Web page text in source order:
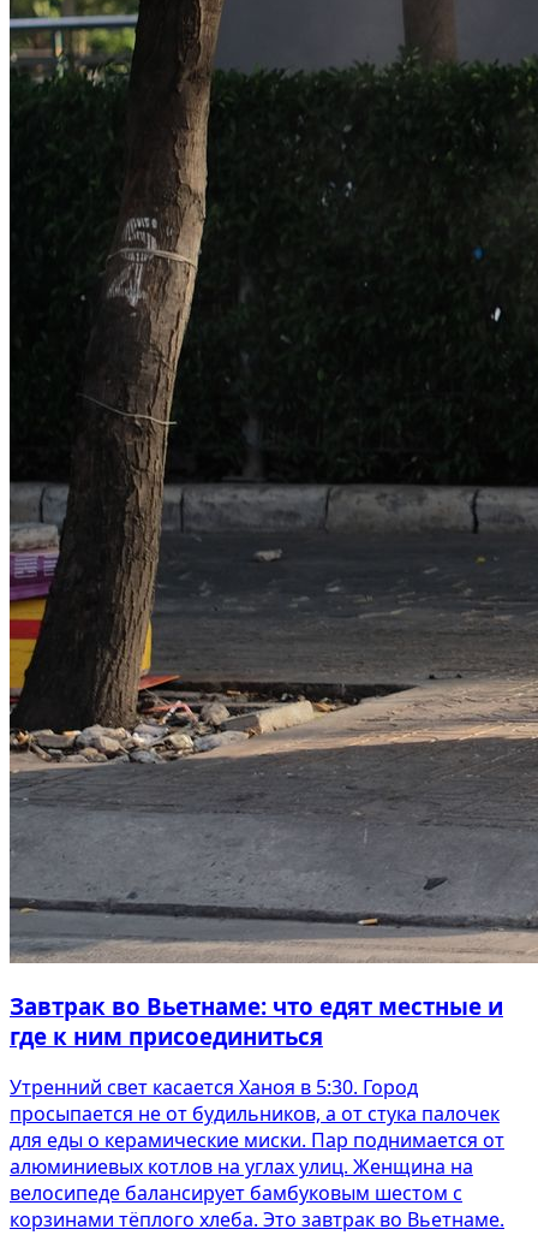
Завтрак во Вьетнаме: что едят местные и
где к ним присоединиться
Утренний свет касается Ханоя в 5:30. Город
просыпается не от будильников, а от стука палочек
для еды о керамические миски. Пар поднимается от
алюминиевых котлов на углах улиц. Женщина на
велосипеде балансирует бамбуковым шестом с
корзинами тёплого хлеба. Это завтрак во Вьетнаме.